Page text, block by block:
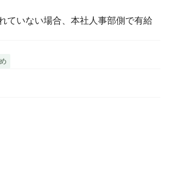
ていない場合、本社人事部側で有給